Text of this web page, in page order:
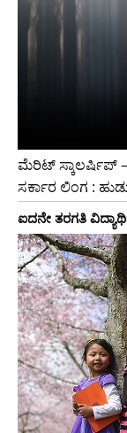
ಮೆರಿಟ್ ಸ್ಕಾಲರ್ಷಿಪ್ –
ಸರ್ಕಾರ ಲಿಂಗ :
ಐದನೇ ತರಗತಿ